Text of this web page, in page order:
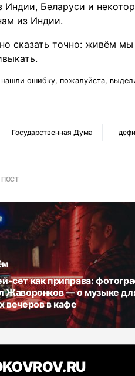
Индии, Беларуси и
из Индии.
сказать точно: живём
ошибку, пожалуйста,
Государственная Дума
сет как приправа:
Жаворонков — о музыке
вечеров в кафе